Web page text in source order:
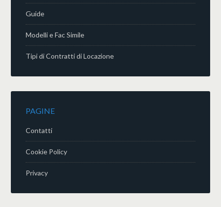
Guide
Modelli e Fac Simile
Tipi di Contratti di Locazione
PAGINE
Contatti
Cookie Policy
Privacy